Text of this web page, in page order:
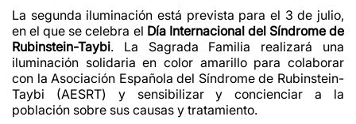
La segunda iluminación está prevista para el 3 de julio,
en el que se celebra el Día Internacional del Síndrome de
Rubinstein-Taybi. La Sagrada Familia realizará una
iluminación solidaria en color amarillo para colaborar
con la Asociación Española del Síndrome de Rubinstein-
Taybi (AESRT) y sensibilizar y concienciar a la
población sobre sus causas y tratamiento.